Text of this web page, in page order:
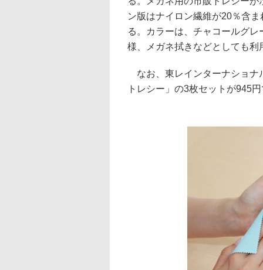
ン版はナイロン繊維が20％含
る。カラーは、チャコールグ
様、メガネ拭きなどとしても利
なお、東レインターナショナ
トレシー」の3枚セットが945